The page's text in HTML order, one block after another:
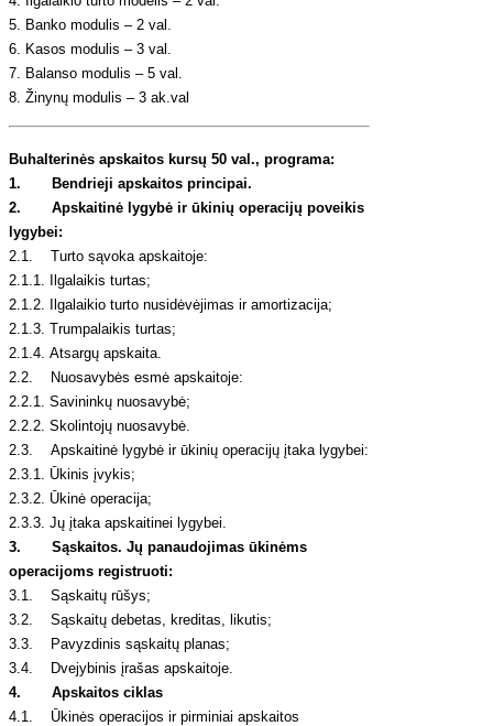
5. Banko modulis – 2 val.
6. Kasos modulis – 3 val.
7. Balanso modulis – 5 val.
8. Žinynų modulis – 3 ak.val
Buhalterinės apskaitos kursų 50 val., programa:
1. Bendrieji apskaitos principai.
2. Apskaitinė lygybė ir ūkinių operacijų poveikis
lygybei:
2.1. Turto sąvoka apskaitoje:
2.1.1. Ilgalaikis turtas;
2.1.2. Ilgalaikio turto nusidėvėjimas ir amortizacija;
2.1.3. Trumpalaikis turtas;
2.1.4. Atsargų apskaita.
2.2. Nuosavybės esmė apskaitoje:
2.2.1. Savininkų nuosavybė;
2.2.2. Skolintojų nuosavybė.
2.3. Apskaitinė lygybė ir ūkinių operacijų įtaka lygybei:
2.3.1. Ūkinis įvykis;
2.3.2. Ūkinė operacija;
2.3.3. Jų įtaka apskaitinei lygybei.
3.
Sąskaitos. Jų panaudojimas ūkinėms
operacijoms registruoti:
3.1. Sąskaitų rūšys;
3.2. Sąskaitų debetas, kreditas, likutis;
3.3. Pavyzdinis sąskaitų planas;
3.4. Dvejybinis įrašas apskaitoje.
4. Apskaitos ciklas
4.1. Ūkinės operacijos ir pirminiai apskaitos